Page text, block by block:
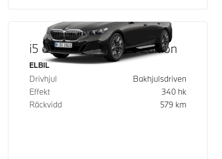
i5 eDrive40 M Sport Edition
Bränsle
ELBIL
Drivhjul
Bakhjulsdriven
Effekt
340 hk
Räckvidd
579 km